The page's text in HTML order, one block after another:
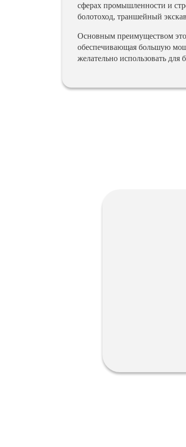
сферах промышленности и
болотоход, траншейный
Основным преимуществом
обеспечивающая большую
желательно использовать для